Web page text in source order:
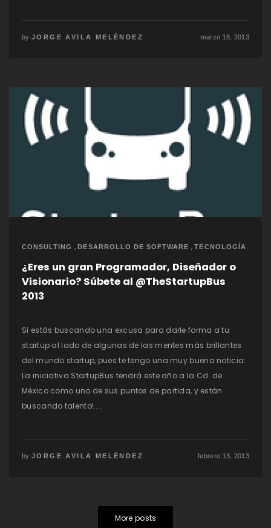
by JORGE AVILA MELÉNDEZ marzo 18, 2013
CONSULTING ,DESARROLLO DE SOFTWARE ,TECNOLOGÍA
¿Eres un gran Programador, Diseñador o
Visionario? Súbete al @TheStartupBus
2013
Si estás buscando una excusa para darle forma a tu
startup al lado de algunas de las mentes más brillantes
del mundo startup, pues te tengo una muy buena noticia:
La iniciativa StartupBus tendrá este año a la Cd. de
México como uno de sus puntos de partida, y están
buscando talento!....
by JORGE AVILA MELÉNDEZ febrero 13, 2013
More posts